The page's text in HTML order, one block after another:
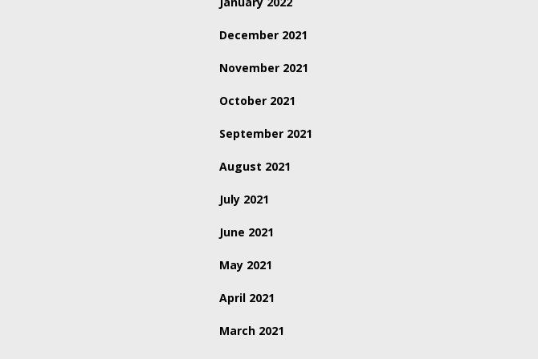
December 2021
November 2021
October 2021
September 2021
August 2021
July 2021
June 2021
May 2021
April 2021
March 2021